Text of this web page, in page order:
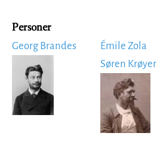
Personer
Georg Brandes
Image
Émile Zola
Søren Krøyer
Image